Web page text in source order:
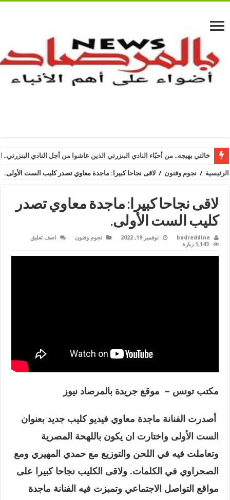
خالتي بهيجه.. من أحبّاء النادي البنزرتي الذين عاشوا من أجل النادي البنزرتي..
الرئيسية / نجوم وفنون / لاقى نجاحا كبيرا: ماجدة معاوي تصدر كليب الست الأولى.
لاقى نجاحا كبيرا: ماجدة معاوي تصدر
كليب الست الأولى.
badreddine نوفمبر 19, 2022 نجوم وفنون
اضف تعليق
1,143 زيارة
مكتب تونس – موقع جريدة بالمرصاد نيوز
أصدرت الفنانة ماجدة معاوي فيديو كليب جديد بعنوان
الست الأولى واختارت ان يكون باللهحة المصرية
وتعاملت فيه في اللحن والتوزيع مع حمدي المهيري ومع
الصحراوي في الكلمات. ولاقى الكليب نجاحا كبيرا على
مواقع التواصل الاجتماعي وتمبزت فيه الفنانة ماجدة